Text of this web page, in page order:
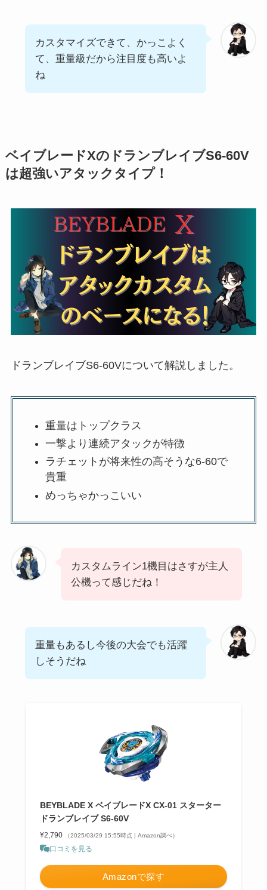
カスタマイズできて、かっこよく
て、重量級だから注目度も高いよ
ね
ベイブレードXのドランブレイブS6-60V
は超強いアタックタイプ！
ドランブレイブS6-60Vについて解説しました。
重量はトップクラス
一撃より連続アタックが特徴
ラチェットが将来性の高そうな6-60で
貴重
めっちゃかっこいい
カスタムライン1機目はさすが主人
公機って感じだね！
重量もあるし今後の大会でも活躍
しそうだね
BEYBLADE X ベイブレードX CX-01 スターター
ドランブレイブ S6-60V
¥2,790 （2025/03/29 15:55時点 | Amazon調べ）
口コミを見る
Amazonで探す